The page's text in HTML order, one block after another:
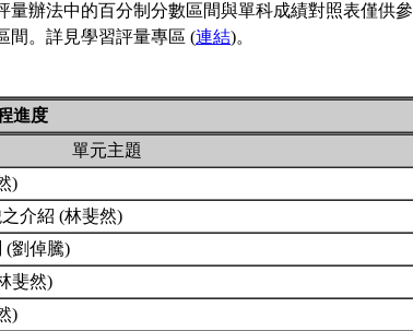
量辦法中的百分制分數區間與單科成績對照表僅供參
間。詳見學習評量專區 (連結)。
進度
單元主題
)
介紹 (林斐然)
(劉倬騰)
斐然)
)